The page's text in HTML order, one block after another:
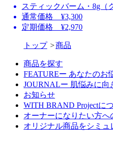
スティックバーム・8g（
通常価格 ¥3,300
定期価格 ¥2,970
トップ 商品
商品を探す
FEATUREー あなたのお
JOURNALー 肌悩みに向
お知らせ
WITH BRAND Projectに
オーナーになりたい方へ
オリジナル商品をシミュ